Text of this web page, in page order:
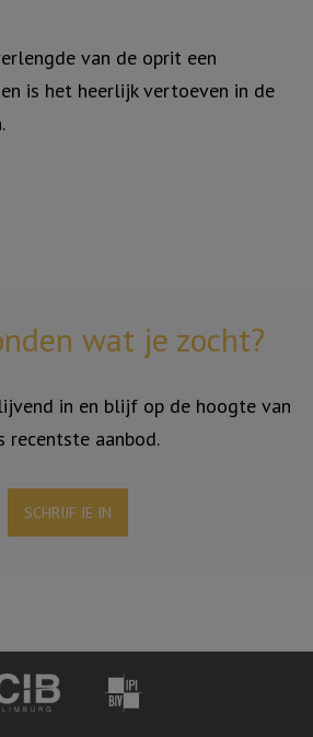
van de oprit een
is het heerlijk vertoeven in de
wat je zocht?
in en blijf op de hoogte van
recentste aanbod.
SCHRIJF JE IN